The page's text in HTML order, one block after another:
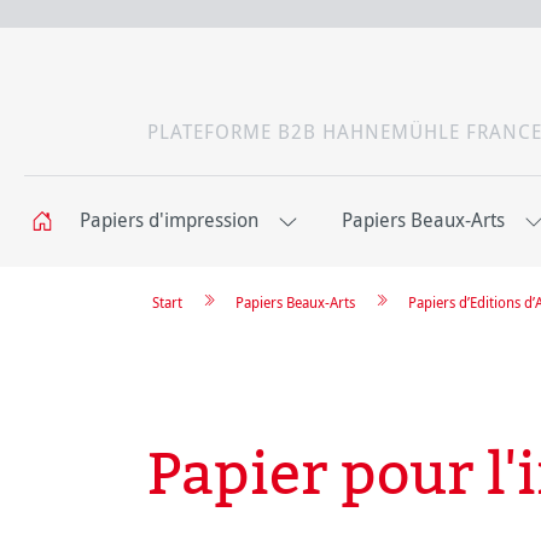
PLATEFORME B2B HAHNEMÜHLE FRANCE
Papiers d'impression Papiers Beaux-Arts
Papiers d’Editions
Papiers Beaux-Arts
Start
Papier pour